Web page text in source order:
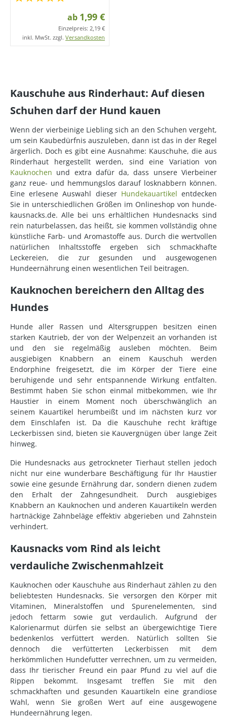
ab 1,99 €
Einzelpreis: 2,19 €
inkl. MwSt. zzgl. Versandkosten
Kauschuhe aus Rinderhaut: Auf diesen
Schuhen darf der Hund kauen
Wenn der vierbeinige Liebling sich an den Schuhen vergeht,
um sein Kaubedürfnis auszuleben, dann ist das in der Regel
ärgerlich. Doch es gibt eine Ausnahme: Kauschuhe, die aus
Rinderhaut hergestellt werden, sind eine Variation von
Kauknochen und extra dafür da, dass unsere Vierbeiner
ganz reue- und hemmungslos darauf losknabbern können.
Eine erlesene Auswahl dieser Hundekauartikel entdecken
Sie in unterschiedlichen Größen im Onlineshop von hunde-
kausnacks.de. Alle bei uns erhältlichen Hundesnacks sind
rein naturbelassen, das heißt, sie kommen vollständig ohne
künstliche Farb- und Aromastoffe aus. Durch die wertvollen
natürlichen Inhaltsstoffe ergeben sich schmackhafte
Leckereien, die zur gesunden und ausgewogenen
Hundeernährung einen wesentlichen Teil beitragen.
Kauknochen bereichern den Alltag des
Hundes
Hunde aller Rassen und Altersgruppen besitzen einen
starken Kautrieb, der von der Welpenzeit an vorhanden ist
und den sie regelmäßig ausleben möchten. Beim
ausgiebigen Knabbern an einem Kauschuh werden
Endorphine freigesetzt, die im Körper der Tiere eine
beruhigende und sehr entspannende Wirkung entfalten.
Bestimmt haben Sie schon einmal mitbekommen, wie Ihr
Haustier in einem Moment noch überschwänglich an
seinem Kauartikel herumbeißt und im nächsten kurz vor
dem Einschlafen ist. Da die Kauschuhe recht kräftige
Leckerbissen sind, bieten sie Kauvergnügen über lange Zeit
hinweg.
Die Hundesnacks aus getrockneter Tierhaut stellen jedoch
nicht nur eine wunderbare Beschäftigung für Ihr Haustier
sowie eine gesunde Ernährung dar, sondern dienen zudem
den Erhalt der Zahngesundheit. Durch ausgiebiges
Knabbern an Kauknochen und anderen Kauartikeln werden
hartnäckige Zahnbeläge effektiv abgerieben und Zahnstein
verhindert.
Kausnacks vom Rind als leicht
verdauliche Zwischenmahlzeit
Kauknochen oder Kauschuhe aus Rinderhaut zählen zu den
beliebtesten Hundesnacks. Sie versorgen den Körper mit
Vitaminen, Mineralstoffen und Spurenelementen, sind
jedoch fettarm sowie gut verdaulich. Aufgrund der
Kalorienarmut dürfen sie selbst an übergewichtige Tiere
bedenkenlos verfüttert werden. Natürlich sollten Sie
dennoch die verfütterten Leckerbissen mit dem
herkömmlichen Hundefutter verrechnen, um zu vermeiden,
dass Ihr tierischer Freund ein paar Pfund zu viel auf die
Rippen bekommt. Insgesamt treffen Sie mit den
schmackhaften und gesunden Kauartikeln eine grandiose
Wahl, wenn Sie großen Wert auf eine ausgewogene
Hundeernährung legen.